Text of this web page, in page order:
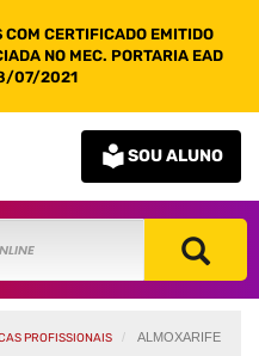
COM CERTIFICADO EMITIDO
NO MEC. PORTARIA EAD
07/2021
SOU ALUNO
PROFISSIONAIS ALMOXARIFE